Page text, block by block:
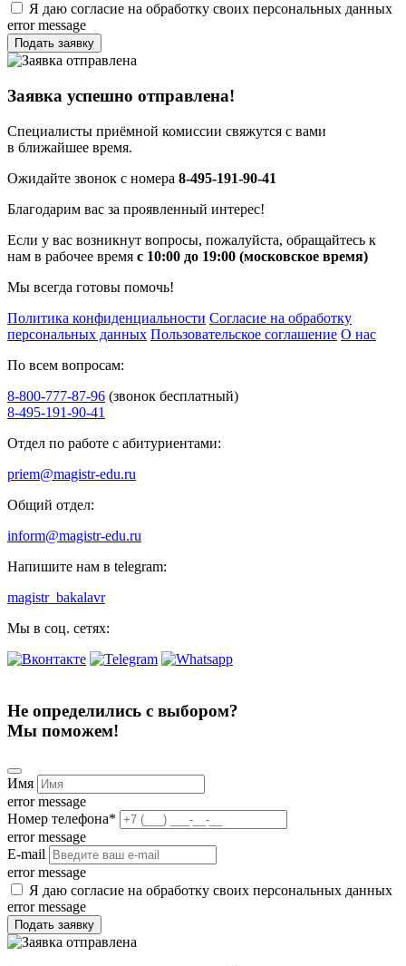
Я даю согласие на обработку своих персональных данных
error message
Подать заявку
Заявка успешно отправлена!
Специалисты приёмной комиссии свяжутся с вами
в ближайшее время.
Ожидайте звонок с номера 8-495-191-90-41
Благодарим вас за проявленный интерес!
Если у вас возникнут вопросы, пожалуйста, обращайтесь к
нам в рабочее время с 10:00 до 19:00 (московское время)
Мы всегда готовы помочь!
Политика конфиденциальности Согласие на обработку
персональных данных Пользовательское соглашение О нас
По всем вопросам:
8-800-777-87-96 (звонок бесплатный)
8-495-191-90-41
Отдел по работе с абитуриентами:
priem@magistr-edu.ru
Общий отдел:
inform@magistr-edu.ru
Напишите нам в telegram:
magistr_bakalavr
Мы в соц. сетях:
Не определились с выбором?
Мы поможем!
Имя
error message
Номер телефона*
error message
E-mail
error message
Я даю согласие на обработку своих персональных данных
error message
Подать заявку